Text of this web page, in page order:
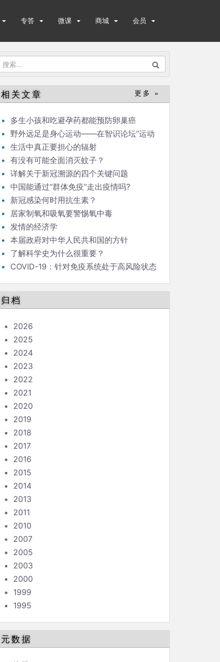
专答 微课 商城 会员
搜
：
相关文章 更多 »
多生小孩和吃避孕药都能预防卵巢癌
野外远足是身心运动——在智识论坛“运动
与健康”的发言
生活中真正要担心的辐射
有没有可能全面消灭蚊子？
详解关于新冠溯源的四个关键问题
中国能通过“群体免疫”走出疫情吗?
新冠感染何时用抗生素？
居家制氧和吸氧要警惕氧中毒
发情的经济学
本届政府对中华人民共和国的方针
了解科学史为什么很重要？
COVID-19：针对免疫系统处于高风险状态
归档
2026
2025
2024
2023
2022
2021
2020
2019
2018
2017
2016
2015
2014
2013
2011
2010
2007
2005
2003
2000
1999
1995
元数据